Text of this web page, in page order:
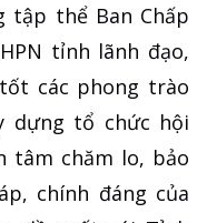
tập thể Ban Chấp
tỉnh lãnh đạo,
các phong trào
dựng tổ chức hội
tâm chăm lo, bảo
chính đáng của